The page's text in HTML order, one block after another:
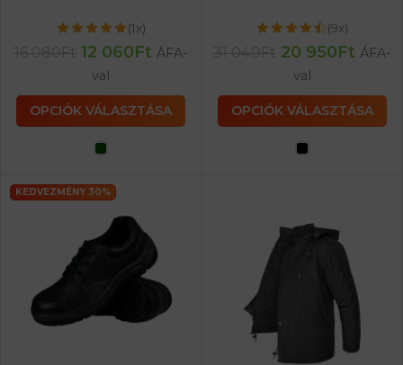
(1x)
12 060Ft ÁFA-
val
OPCIÓK VÁLASZTÁSA
(9x)
20 950Ft ÁFA-
val
OPCIÓK VÁLASZTÁSA
KEDVEZMÉNY 30%